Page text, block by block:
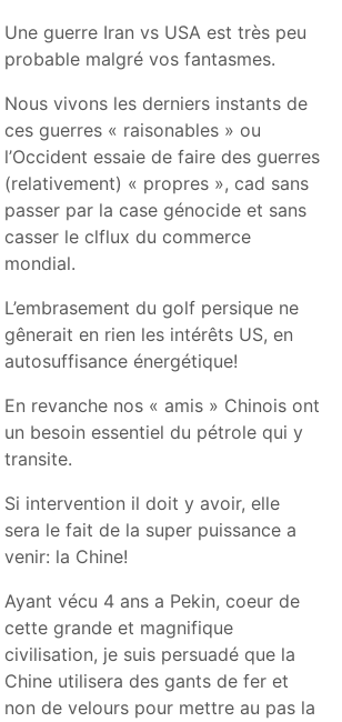
Une guerre Iran vs USA est très peu
probable malgré vos fantasmes.
Nous vivons les derniers instants de
ces guerres « raisonables » ou
l’Occident essaie de faire des guerres
(relativement) « propres », cad sans
passer par la case génocide et sans
casser le clflux du commerce
mondial.
L’embrasement du golf persique ne
gênerait en rien les intérêts US, en
autosuffisance énergétique!
En revanche nos « amis » Chinois ont
un besoin essentiel du pétrole qui y
transite.
Si intervention il doit y avoir, elle
sera le fait de la super puissance a
venir: la Chine!
Ayant vécu 4 ans a Pekin, coeur de
cette grande et magnifique
civilisation, je suis persuadé que la
Chine utilisera des gants de fer et
non de velours pour mettre au pas la